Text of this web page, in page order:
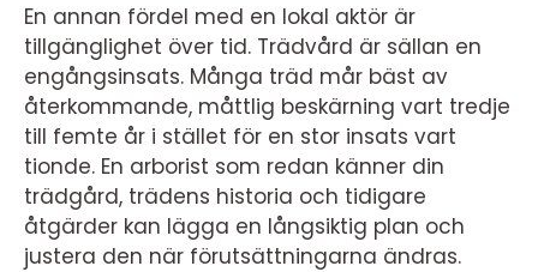
En annan fördel med en lokal aktör är
tillgänglighet över tid. Trädvård är sällan en
engångsinsats. Många träd mår bäst av
återkommande, måttlig beskärning vart tredje
till femte år i stället för en stor insats vart
tionde. En arborist som redan känner din
trädgård, trädens historia och tidigare
åtgärder kan lägga en långsiktig plan och
justera den när förutsättningarna ändras.